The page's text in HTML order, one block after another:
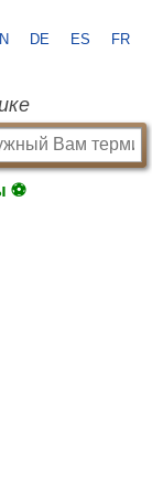
DE ES FR
⚽